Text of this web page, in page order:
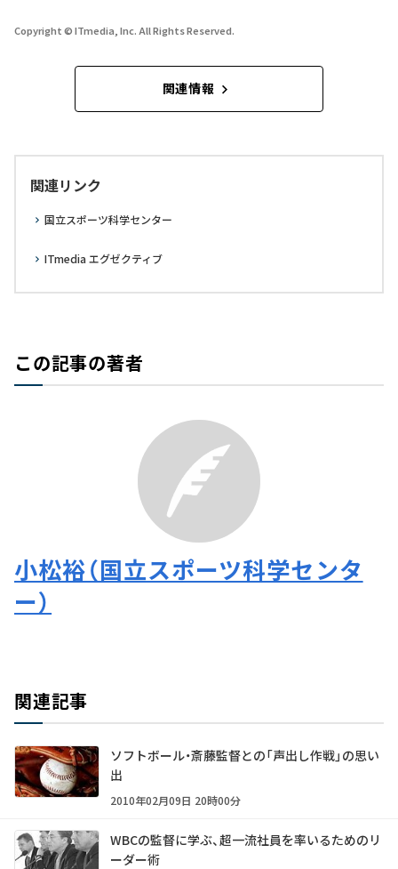
Copyright © ITmedia, Inc. All Rights Reserved.
関連情報
関連リンク
国立スポーツ科学センター
ITmedia エグゼクティブ
この記事の著者
小松裕（国立スポーツ科学センタ
ー）
関連記事
ソフトボール・斎藤監督との「声出し作戦」の思い
出
2010年02月09日 20時00分
WBCの監督に学ぶ、超一流社員を率いるためのリ
ーダー術